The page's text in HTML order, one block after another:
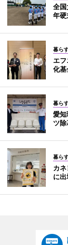
全
年
暮ら
エ
化
暮ら
愛知
ツ
暮ら
カ
に